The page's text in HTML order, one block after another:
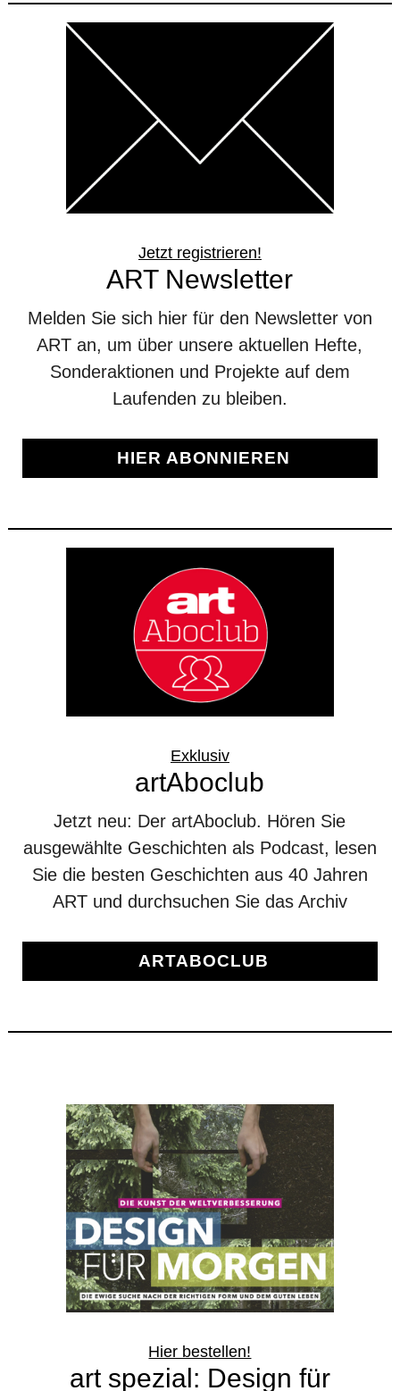
Jetzt registrieren!
ART Newsletter
Melden Sie sich hier für den Newsletter von
ART an, um über unsere aktuellen Hefte,
Sonderaktionen und Projekte auf dem
Laufenden zu bleiben.
HIER ABONNIEREN
Exklusiv
artAboclub
Jetzt neu: Der artAboclub. Hören Sie
ausgewählte Geschichten als Podcast, lesen
Sie die besten Geschichten aus 40 Jahren
ART und durchsuchen Sie das Archiv
ARTABOCLUB
Hier bestellen!
art spezial: Design für